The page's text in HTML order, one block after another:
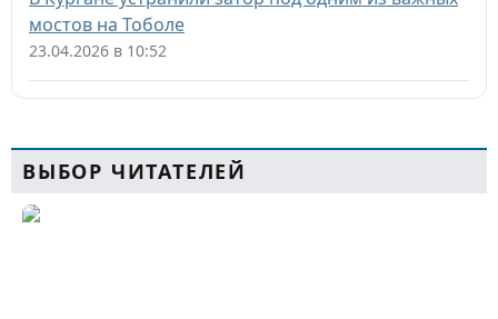
мостов на Тоболе
23.04.2026 в 10:52
ВЫБОР ЧИТАТЕЛЕЙ